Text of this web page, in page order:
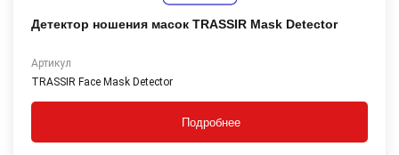
Детектор ношения масок TRASSIR Mask Detector
Артикул
TRASSIR Face Mask Detector
Подробнее